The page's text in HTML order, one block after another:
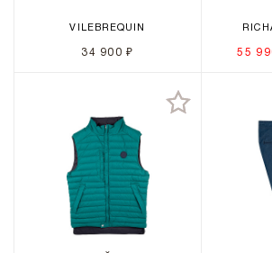
VILEBREQUIN
34 900 ₽ 55